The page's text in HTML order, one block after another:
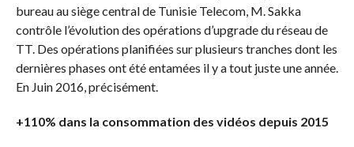
bureau au siège central de Tunisie Telecom, M. Sakka
contrôle l’évolution des opérations d’upgrade du réseau de
TT. Des opérations planifiées sur plusieurs tranches dont les
dernières phases ont été entamées il y a tout juste une année.
En Juin 2016, précisément.
+110% dans la consommation des vidéos depuis 2015